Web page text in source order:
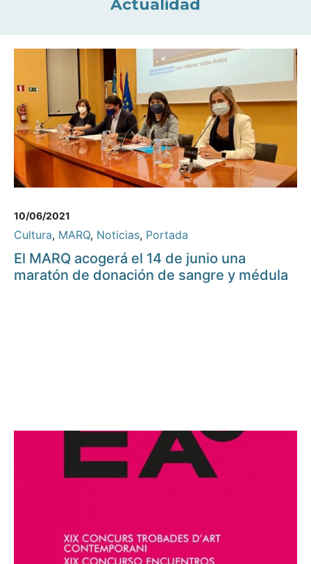
Actualidad
10/06/2021
Cultura, MARQ, Noticias, Portada
El MARQ acogerá el 14 de junio una
maratón de donación de sangre y médula